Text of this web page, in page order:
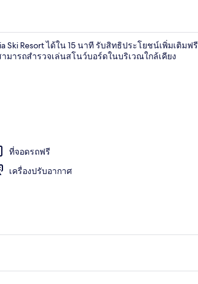
งนอนระดับพรีเมียม, เตียงเมมโมรีโฟม, ผ้าม่านกันแสง, ห้อง
Ski Resort ได้ใน 15 นาที รับสิทธิประโยชน์เพิ่มเติมฟ
มารถสำรวจเล่นสโนว์บอร์ดในบริเวณใกล้เคียง
ที่จอดรถฟรี
เครื่องปรับอากาศ